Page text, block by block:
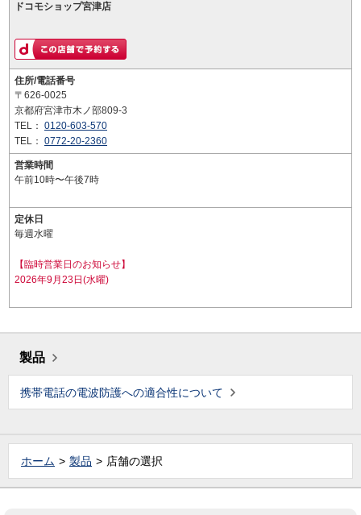
ドコモショップ宮津店
住所/電話番号
〒626-0025
京都府宮津市木ノ部809-3
TEL： 0120-603-570
TEL： 0772-20-2360
営業時間
午前10時〜午後7時
定休日
毎週水曜
【臨時営業日のお知らせ】
2026年9月23日(水曜)
製品
携帯電話の電波防護への適合性について
ホーム 製品 店舗の選択